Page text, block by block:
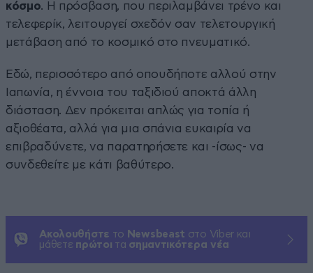
κόσμο. Η πρόσβαση, που περιλαμβάνει τρένο και
τελεφερίκ, λειτουργεί σχεδόν σαν τελετουργική
μετάβαση από το κοσμικό στο πνευματικό.
Εδώ, περισσότερο από οπουδήποτε αλλού στην
Ιαπωνία, η έννοια του ταξιδιού αποκτά άλλη
διάσταση. Δεν πρόκειται απλώς για τοπία ή
αξιοθέατα, αλλά για μια σπάνια ευκαιρία να
επιβραδύνετε, να παρατηρήσετε και -ίσως- να
συνδεθείτε με κάτι βαθύτερο.
Ακολουθήστε το Newsbeast στο Viber και
μάθετε πρώτοι τα σημαντικότερα νέα